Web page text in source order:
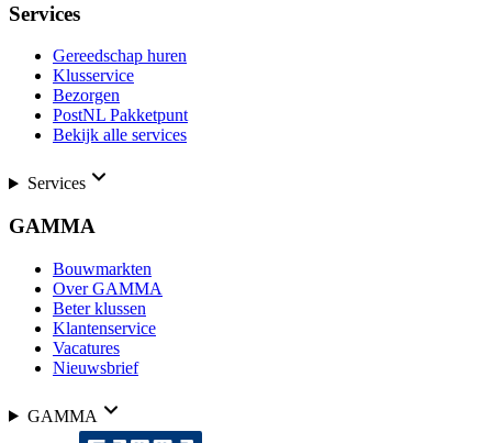
Services
Gereedschap huren
Klusservice
Bezorgen
PostNL Pakketpunt
Bekijk alle services
Services
GAMMA
Bouwmarkten
Over GAMMA
Beter klussen
Klantenservice
Vacatures
Nieuwsbrief
GAMMA